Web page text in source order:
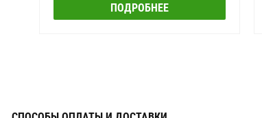
ПОДРОБНЕЕ